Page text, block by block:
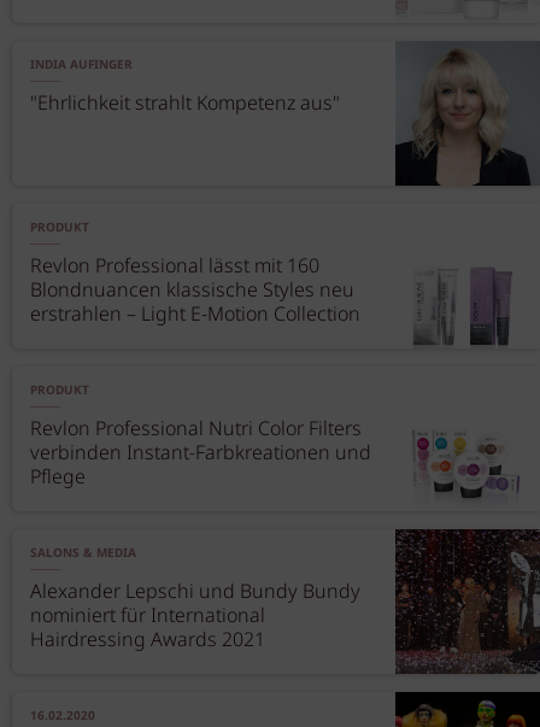
INDIA AUFINGER
"Ehrlichkeit strahlt Kompetenz aus"
PRODUKT
Revlon Professional lässt mit 160
Blondnuancen klassische Styles neu
erstrahlen – Light E-Motion Collection
PRODUKT
Revlon Professional Nutri Color Filters
verbinden Instant-Farbkreationen und
Pflege
SALONS & MEDIA
Alexander Lepschi und Bundy Bundy
nominiert für International
Hairdressing Awards 2021
16.02.2020